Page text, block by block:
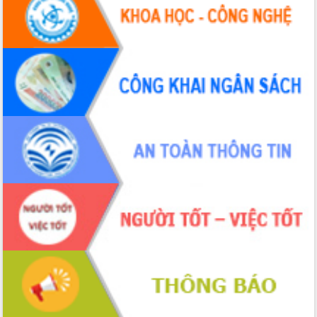
UBND tỉnh họp báo định kỳ tháng 4
năm 2026
Hội thảo khoa học “Giải pháp thúc đẩy
phát triển nền kinh tế xanh tại tỉnh
Đắk Lắk”
Tăng cường giám sát, đôn đốc thực
hiện nhiệm vụ quản lý tài sản công
hàng tuần
Tháo gỡ những vướng mắc, đẩy mạnh
công tác cải cách thủ tục hành chính
tại Trung tâm Phục vụ hành chính
công tỉnh
Đắk Lắk: Tôn vinh 46 giải pháp tại Hội
thi Sáng tạo Kỹ thuật 2024 - 2025
Đắk Lắk rà soát, điều chỉnh Đề án 190
về phát triển nuôi trồng thủy sản
Phó Chủ tịch UBND tỉnh Đắk Lắk
Trương Công Thái kiểm tra thực địa
Dự án cao tốc Khánh Hòa - Buôn Ma
Thuột